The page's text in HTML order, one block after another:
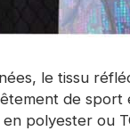
le tissu
de
polyester ou